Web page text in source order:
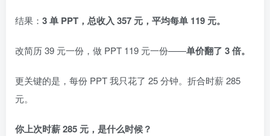
结果： 3 单 PPT，总收入 357 元，平均每单 119 元。
改简历 39 元一份，做 PPT 119 元一份——单价翻了 3 倍。
更关键的是，每份 PPT 我只花了 25 分钟。折合时薪 285
元。
你上次时薪 285 元，是什么时候？